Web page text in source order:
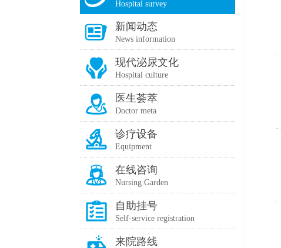
Hospital survey
新闻动态
News information
现代泌尿文化
Hospital culture
医生荟萃
Doctor meta
诊疗设备
Equipment
在线咨询
Nursing Garden
自助挂号
Self-service registration
来院路线